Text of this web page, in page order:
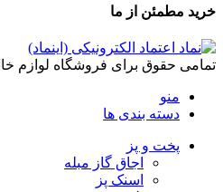
خرید مطمئن از ما
تمامی حقوق برای فروشگاه لوازم
منو
دسته بندی ها
پخت و پز
اجاق گاز مبله
اسنک پز